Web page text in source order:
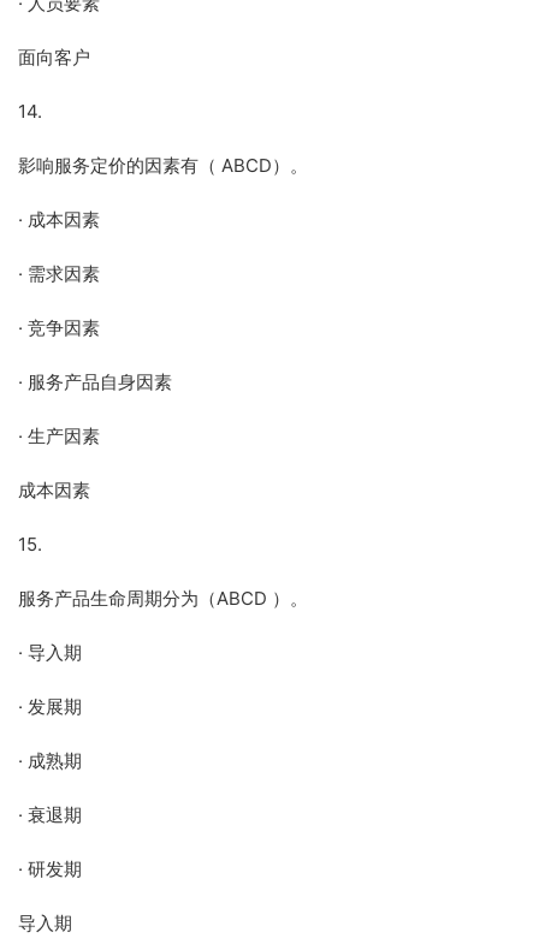
面向客户
14.
影响服务定价的因素有（ ABCD）。
· 成本因素
· 需求因素
· 竞争因素
· 服务产品自身因素
· 生产因素
成本因素
15.
服务产品生命周期分为（ABCD ）。
· 导入期
· 发展期
· 成熟期
· 衰退期
· 研发期
导入期